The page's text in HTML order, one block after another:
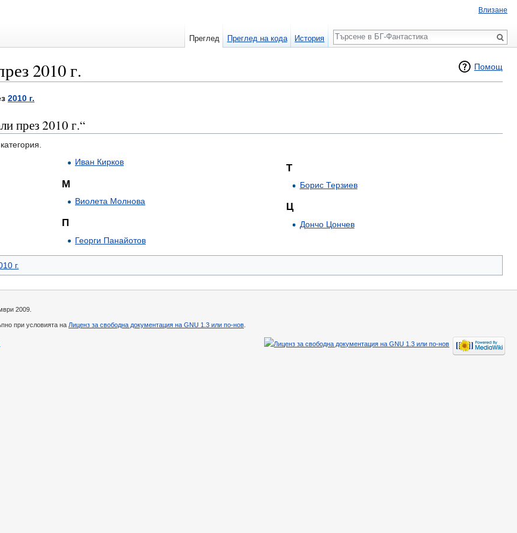
Помощ
2010 г.
2010 г.
през 2010 г.“
Иван Кирков
М
Виолета Молнова
П
Георги Панайотов
Т
Борис Терзиев
Ц
Дончо Цончев
г.
Влизане
Преглед Преглед на кода История
Търсене
2009.
при условията на Лиценз за свободна документация на GNU 1.3 или по-нов.